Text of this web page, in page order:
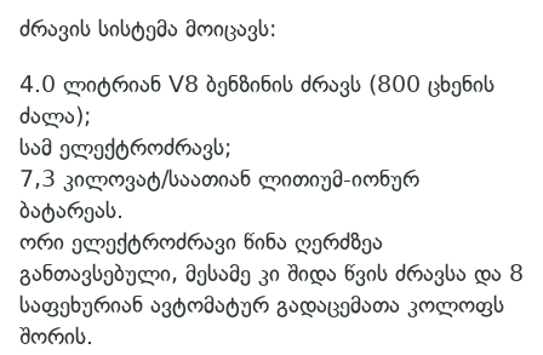
ძრავის სისტემა მოიცავს:
4.0 ლიტრიან V8 ბენზინის ძრავს (800 ცხენის
ძალა);
სამ ელექტროძრავს;
7,3 კილოვატ/საათიან ლითიუმ-იონურ
ბატარეას.
ორი ელექტროძრავი წინა ღერძზეა
განთავსებული, მესამე კი შიდა წვის ძრავსა და 8
საფეხურიან ავტომატურ გადაცემათა კოლოფს
შორის.